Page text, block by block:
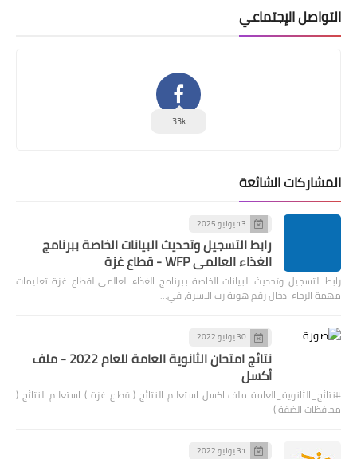
التواصل الإجتماعي
33k
المشاركات الشائعة
13 يوليو 2025
رابط التسجيل وتحديث البيانات الخاصة ببرنامج
الغذاء العالمي WFP - قطاع غزة
رابط التسجيل وتحديث البيانات الخاصة ببرنامج الغذاء العالمي لقطاع غزة تعليمات
مهمة الرجاء ادخال رقم هوية رب الاسرة، في…
30 يوليو 2022
نتائج امتحان الثانوية العامة للعام 2022 - ملف
أكسل
#نتائج_الثانوية_العامة ملف اكسل استعلام النتائج ( قطاع غزة ) استعلام النتائج (
محافظات الضفة )
31 يوليو 2022